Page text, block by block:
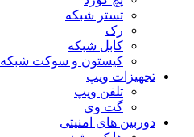
تستر شبکه
رک
کابل شبکه
کیستون و سوکت شبکه
تجهیزات ویپ
تلفن ویپ
گت وی
دوربین های امنیتی